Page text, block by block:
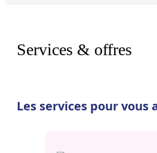
Services & offres
Les services pour vous